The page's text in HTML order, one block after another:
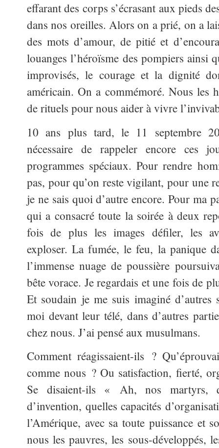
effarant des corps s’écrasant aux pieds
dans nos oreilles. Alors on a prié, on a
des mots d’amour, de pitié et
louanges l’héroïsme des pompiers ainsi
improvisés, le courage et la dignité
américain. On a commémoré. Nous les
de rituels pour nous aider à vivre
10 ans plus tard, le 11 septembre
nécessaire de rappeler encore ces
programmes spéciaux. Pour rendre
pas, pour qu’on reste vigilant, pour une
je ne sais quoi d’autre encore. Pour ma
qui a consacré toute la soirée à deux
fois de plus les images défiler, les
exploser. La fumée, le feu, la panique
l’immense nuage de poussière
bête vorace. Je regardais et une fois de
Et soudain je me suis imaginé d’autres
moi devant leur télé, dans d’autres
chez nous. J’ai pensé aux musulmans.
Comment réagissaient-ils ?
comme nous ? Ou satisfaction, fierté,
Se disaient-ils « Ah, nos martyrs,
d’invention, quelles capacités
l’Amérique, avec sa toute puissance et
nous les pauvres, les sous-développés,